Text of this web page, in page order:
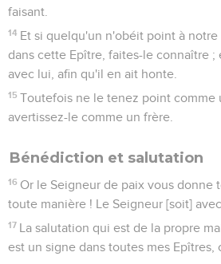
faisant.
14 Et si quelqu'un n'obéit point à
dans cette Epître, faites-le connaître
avec lui, afin qu'il en ait honte.
15 Toutefois ne le tenez point comme
avertissez-le comme un frère.
Bénédiction et salutation
16 Or le Seigneur de paix vous donne
toute manière ! Le Seigneur [soit]
17 La salutation qui est de la propre
est un signe dans toutes mes Epîtres,